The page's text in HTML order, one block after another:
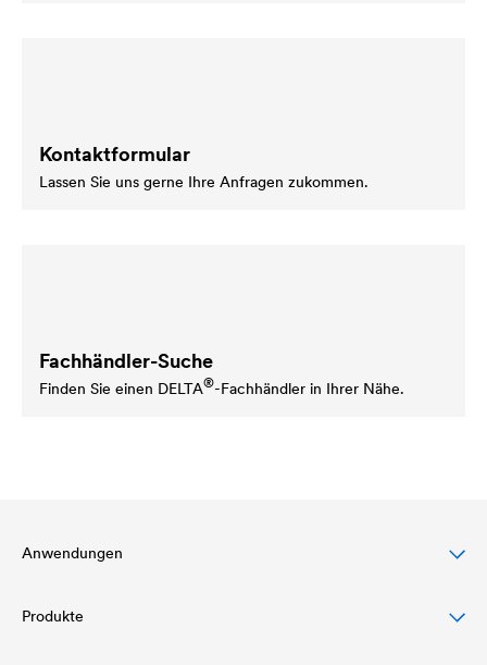
Kontaktformular
Lassen Sie uns gerne Ihre Anfragen zukommen.
Fachhändler-Suche
Finden Sie einen DELTA®-Fachhändler in Ihrer Nähe.
Anwendungen
Steildachschutz
Produkte